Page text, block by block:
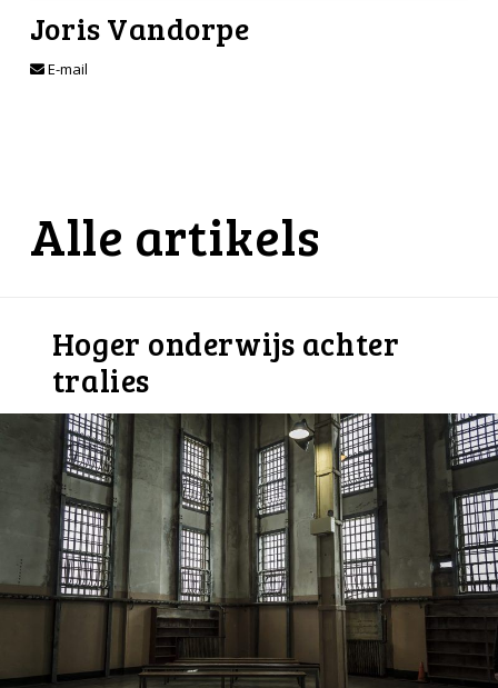
Joris Vandorpe
E-mail
Alle artikels
Hoger onderwijs achter
tralies